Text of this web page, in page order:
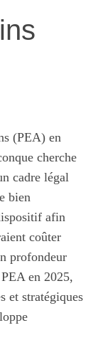
(PEA) en
cherche
cadre légal
bien
afin
coûter
profondeur
en 2025,
et stratégiques